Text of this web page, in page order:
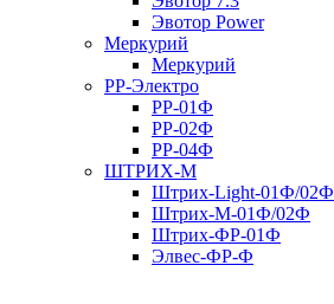
Эвотор Power
Меркурий
Меркурий
РР-Электро
РР-01Ф
РР-02Ф
РР-04Ф
ШТРИХ-М
Штрих-Light-01Ф/02Ф
Штрих-М-01Ф/02Ф
Штрих-ФР-01Ф
Элвес-ФР-Ф